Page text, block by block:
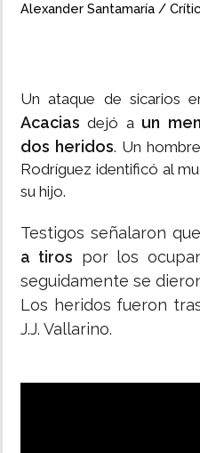
Alexander Santamaría /
Un ataque de sicarios
Acacias dejó a un
dos heridos. Un
Rodríguez identificó al
su hijo.
Testigos señalaron que
a tiros por los
seguidamente se
Los heridos fueron
J.J. Vallarino.